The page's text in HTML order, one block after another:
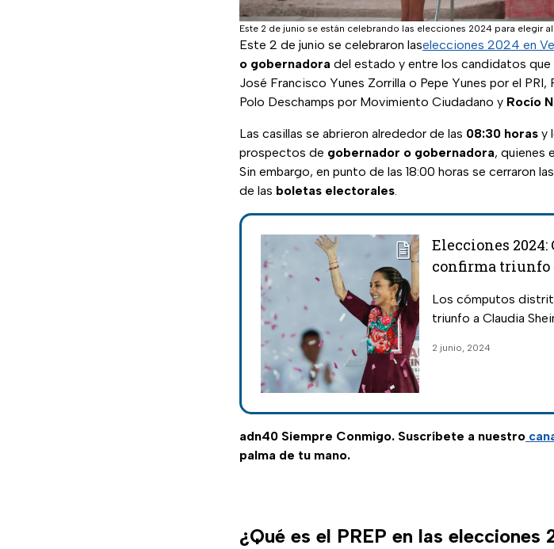
Este 2 de junio se están celebrando las elecciones 2024 para elegir
Este 2 de junio se celebraron laselecciones 2024 en
o gobernadora del estado y entre los candidatos
José Francisco Yunes Zorrilla o Pepe Yunes por el
Polo Deschamps por Movimiento Ciudadano y Rocío
Las casillas se abrieron alrededor de las 08:30 horas y
prospectos de gobernador o gobernadora, quienes
Sin embargo, en punto de las 18:00 horas se cerraron
de las boletas electorales.
Elecciones
confirma triunfo
Los cómputos
triunfo a Claudia
2 junio, 2024
adn40 Siempre Conmigo. Suscríbete a nuestro
palma de tu mano.
¿Qué es el PREP en las elecciones